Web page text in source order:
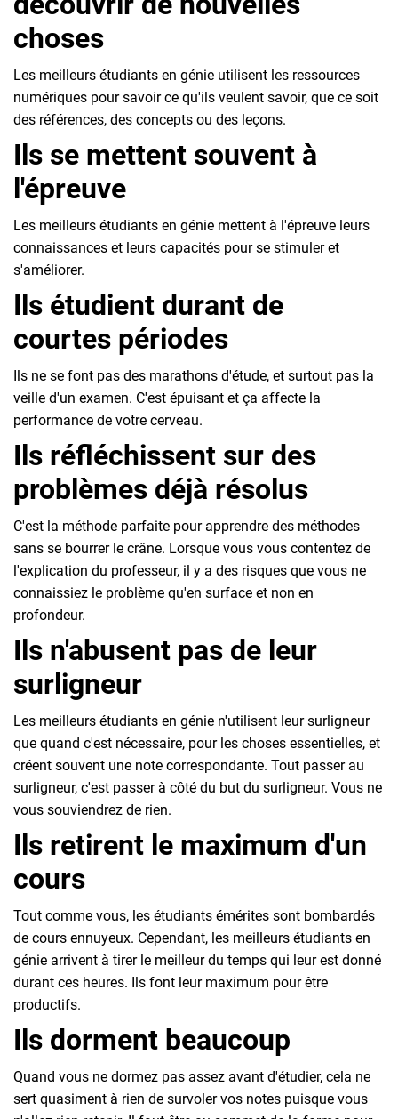
choses
Les meilleurs étudiants en génie utilisent les ressources
numériques pour savoir ce qu'ils veulent savoir, que ce soit
des références, des concepts ou des leçons.
Ils se mettent souvent à
l'épreuve
Les meilleurs étudiants en génie mettent à l'épreuve leurs
connaissances et leurs capacités pour se stimuler et
s'améliorer.
Ils étudient durant de
courtes périodes
Ils ne se font pas des marathons d'étude, et surtout pas la
veille d'un examen. C'est épuisant et ça affecte la
performance de votre cerveau.
Ils réfléchissent sur des
problèmes déjà résolus
C'est la méthode parfaite pour apprendre des méthodes
sans se bourrer le crâne. Lorsque vous vous contentez de
l'explication du professeur, il y a des risques que vous ne
connaissiez le problème qu'en surface et non en
profondeur.
Ils n'abusent pas de leur
surligneur
Les meilleurs étudiants en génie n'utilisent leur surligneur
que quand c'est nécessaire, pour les choses essentielles, et
créent souvent une note correspondante. Tout passer au
surligneur, c'est passer à côté du but du surligneur. Vous ne
vous souviendrez de rien.
Ils retirent le maximum d'un
cours
Tout comme vous, les étudiants émérites sont bombardés
de cours ennuyeux. Cependant, les meilleurs étudiants en
génie arrivent à tirer le meilleur du temps qui leur est donné
durant ces heures. Ils font leur maximum pour être
productifs.
Ils dorment beaucoup
Quand vous ne dormez pas assez avant d'étudier, cela ne
sert quasiment à rien de survoler vos notes puisque vous